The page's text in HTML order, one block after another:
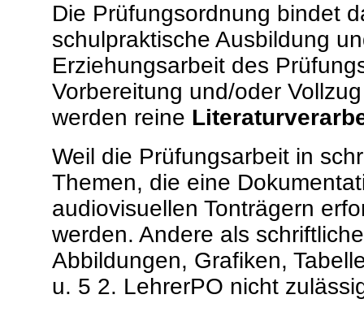
Die Prüfungsordnung bindet
schulpraktische Ausbildung
Erziehungsarbeit des
Vorbereitung und/oder
werden reine
Weil die Prüfungsarbeit in
Themen, die eine
audiovisuellen Tonträgern
werden. Andere als
Abbildungen, Grafiken,
u. 5 2. LehrerPO nicht